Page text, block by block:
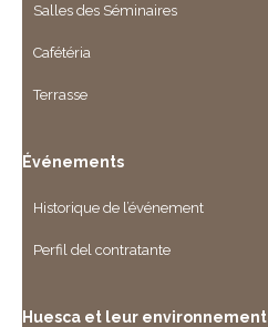
Salles des Séminaires
Cafétéria
Terrasse
Événements
Historique de l’événement
Perfil del contratante
Huesca et leur environnement